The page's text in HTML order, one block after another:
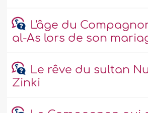
L'âge du
al-As lors de son
Le rêve du sultan
Zinki